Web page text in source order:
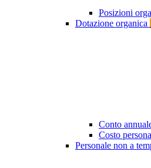
Posizioni
Dotazione organica
Conto
Costo
Personale non a